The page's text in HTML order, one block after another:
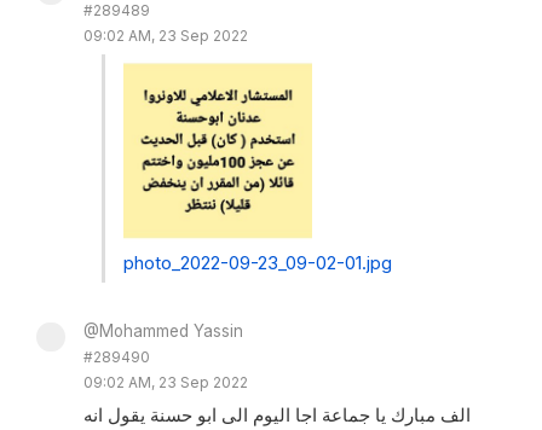
#289489
09:02 AM, 23 Sep 2022
photo_2022-09-23_09-02-01.jpg
@Mohammed Yassin
#289490
09:02 AM, 23 Sep 2022
الف مبارك يا جماعة اجا اليوم الى ابو حسنة يقول انه